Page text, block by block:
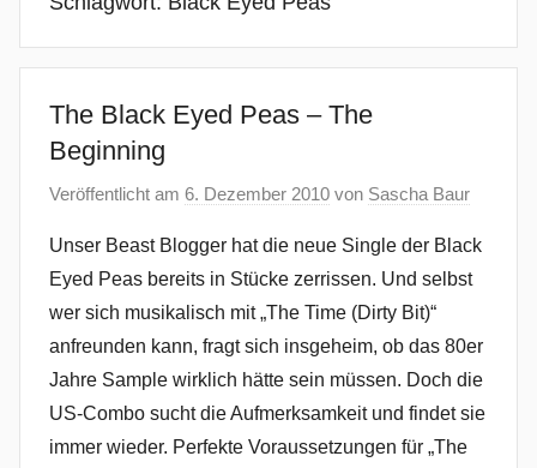
The Black Eyed Peas – The
Beginning
Veröffentlicht am 6. Dezember 2010 von Sascha Baur
Unser Beast Blogger hat die neue Single der Black
Eyed Peas bereits in Stücke zerrissen. Und selbst
wer sich musikalisch mit „The Time (Dirty Bit)“
anfreunden kann, fragt sich insgeheim, ob das 80er
Jahre Sample wirklich hätte sein müssen. Doch die
US-Combo sucht die Aufmerksamkeit und findet sie
immer wieder. Perfekte Voraussetzungen für „The